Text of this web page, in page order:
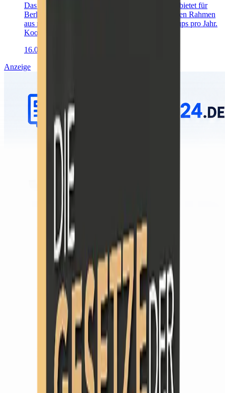
Das UnternehmerNetzwerk von Michael Kotzur bietet für
Berliner Unternehmer einen bewerbungspflichtigen Rahmen
aus monatlichem Zoom-Call und vier Live-Meetups pro Jahr.
Kooperation mit Mission Sichtbar
16.05.2026
Anzeige